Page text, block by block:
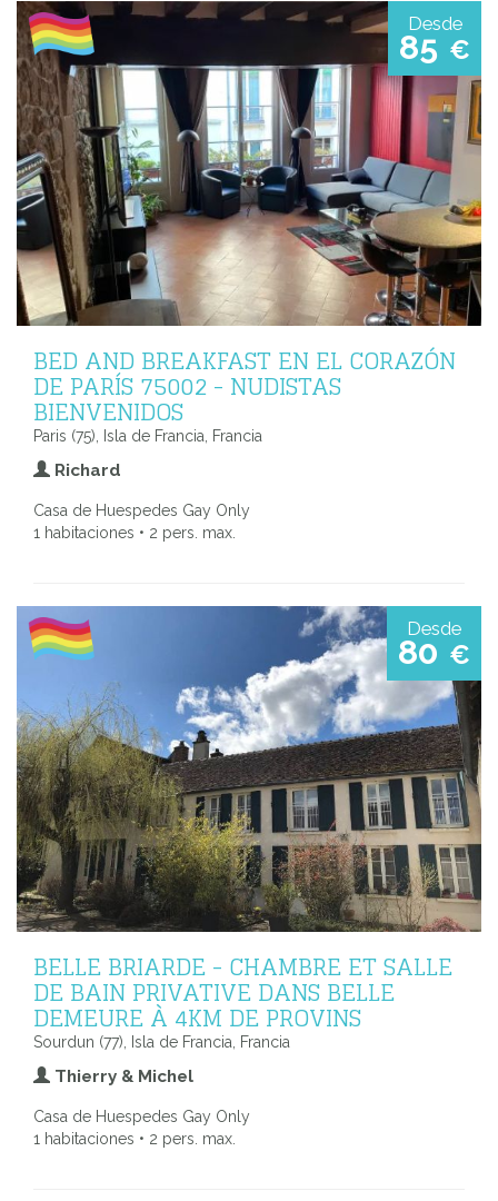
Desde
85 €
BED AND BREAKFAST EN EL CORAZÓN
DE PARÍS 75002 - NUDISTAS
BIENVENIDOS
Paris (75), Isla de Francia, Francia
Richard
Casa de Huespedes Gay Only
1 habitaciones • 2 pers. max.
Desde
80 €
BELLE BRIARDE - CHAMBRE ET SALLE
DE BAIN PRIVATIVE DANS BELLE
DEMEURE À 4KM DE PROVINS
Sourdun (77), Isla de Francia, Francia
Thierry & Michel
Casa de Huespedes Gay Only
1 habitaciones • 2 pers. max.